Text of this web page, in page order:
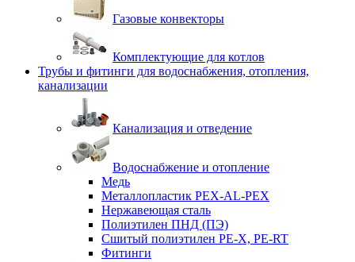
Газовые конвекторы
Комплектующие для котлов
Трубы и фитинги для водоснабжения, отопления,
канализации
Канализация и отведение
Водоснабжение и отопление
Медь
Металлопластик PEX-AL-PEX
Нержавеющая сталь
Полиэтилен ПНД (ПЭ)
Сшитый полиэтилен PE-X, PE-RT
Фитинги